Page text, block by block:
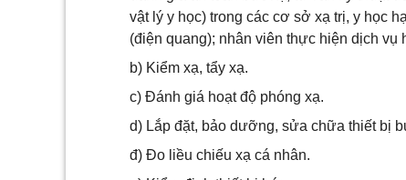
vật lý y học) trong các cơ sở xạ trị, y học
(điện quang); nhân viên thực hiện dịch
b) Kiểm xạ, tẩy xạ.
c) Đánh giá hoạt độ phóng xạ.
d) Lắp đặt, bảo dưỡng, sửa chữa thiết bị
đ) Đo liều chiếu xạ cá nhân.